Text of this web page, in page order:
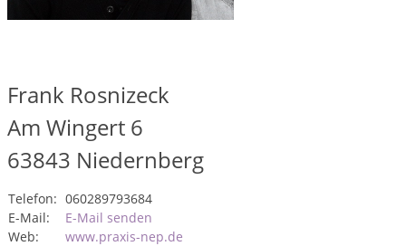
Frank Rosnizeck
Am Wingert 6
63843 Niedernberg
Telefon: 060289793684
E-Mail:
E-Mail senden
Web:
www.praxis-nep.de